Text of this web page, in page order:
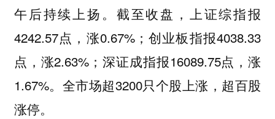
午后持续上扬。截至收盘，上证综指报
4242.57点，涨0.67%；创业板指报4038.33
点，涨2.63%；深证成指报16089.75点，涨
1.67%。全市场超3200只个股上涨，超百股
涨停。